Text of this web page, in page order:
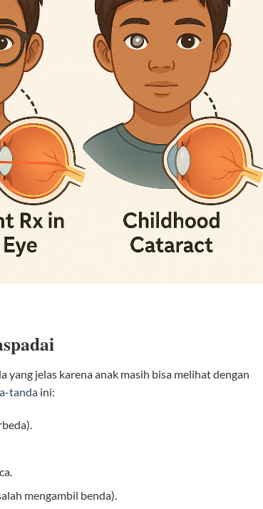
jelas karena anak masih bisa melihat dengan
tanda ini:
mengambil benda).